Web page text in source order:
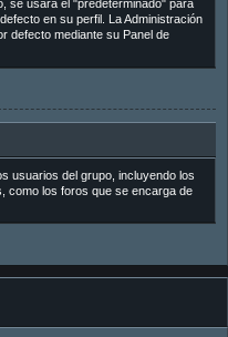
se usará el "predeterminado" para
en su perfil. La Administración
defecto mediante su Panel de
usuarios del grupo, incluyendo los
como los foros que se encarga de